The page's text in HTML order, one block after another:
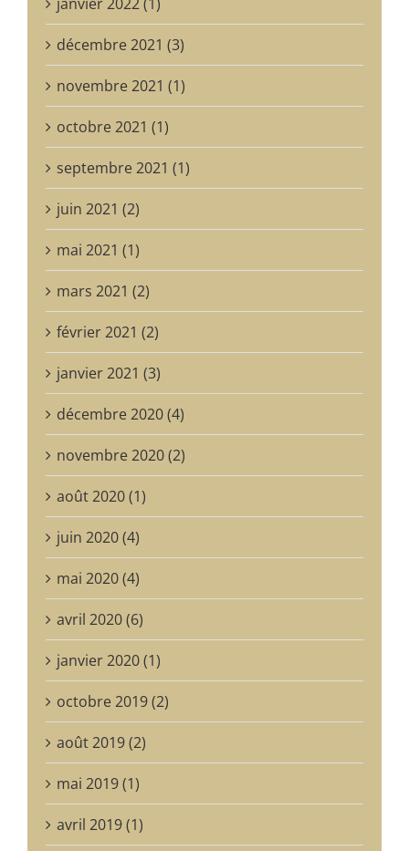
décembre 2021 (3)
novembre 2021 (1)
octobre 2021 (1)
septembre 2021 (1)
juin 2021 (2)
mai 2021 (1)
mars 2021 (2)
février 2021 (2)
janvier 2021 (3)
décembre 2020 (4)
novembre 2020 (2)
août 2020 (1)
juin 2020 (4)
mai 2020 (4)
avril 2020 (6)
janvier 2020 (1)
octobre 2019 (2)
août 2019 (2)
mai 2019 (1)
avril 2019 (1)